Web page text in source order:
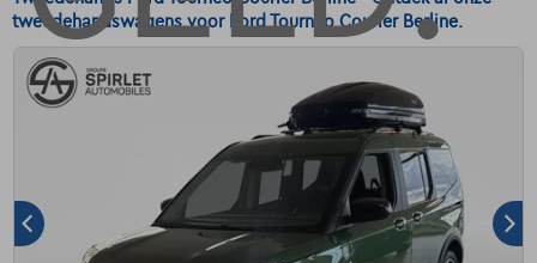
tweedehandswagens voor Ford Tourneo Courier Berline.